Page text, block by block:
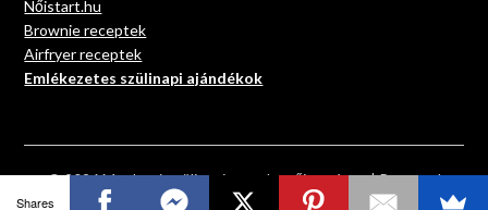
Nőistart.hu
Brownie receptek
Airfryer receptek
Emlékezetes szülinapi ajándékok
© 2026 Megható szülinapi versek gyűjteménye| Powered
Minimalist BlogWordPress Theme
Shares